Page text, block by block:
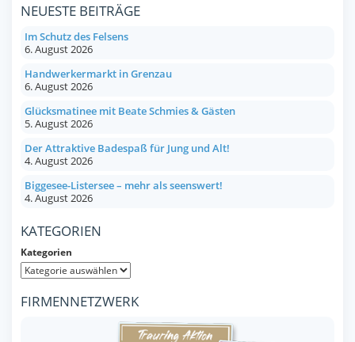
NEUESTE BEITRÄGE
Im Schutz des Felsens
6. August 2026
Handwerkermarkt in Grenzau
6. August 2026
Glücksmatinee mit Beate Schmies & Gästen
5. August 2026
Der Attraktive Badespaß für Jung und Alt!
4. August 2026
Biggesee-Listersee – mehr als seenswert!
4. August 2026
KATEGORIEN
Kategorien
FIRMENNETZWERK